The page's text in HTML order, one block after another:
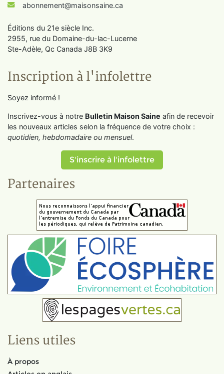
abonnement@maisonsaine.ca
Éditions du 21e siècle Inc.
2955, rue du Domaine-du-lac-Lucerne
Ste-Adèle, Qc Canada J8B 3K9
Inscription à l'infolettre
Soyez informé !
Inscrivez-vous à notre Bulletin Maison Saine afin de recevoir
les nouveaux articles selon la fréquence de votre choix :
quotidien, hebdomadaire ou mensuel.
S'inscrire à l'infolettre
Partenaires
Liens utiles
À propos